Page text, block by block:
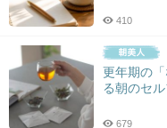
410
更年期の
る朝のセ
679